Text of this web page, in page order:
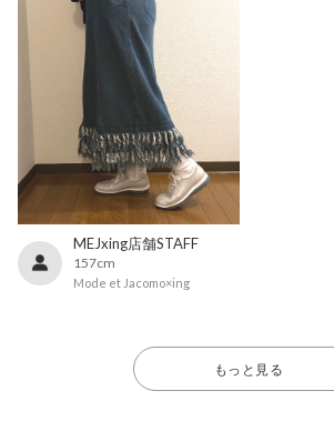
MEJxing店舗STAFF
157cm
Mode et Jacomo×ing
もっと見る